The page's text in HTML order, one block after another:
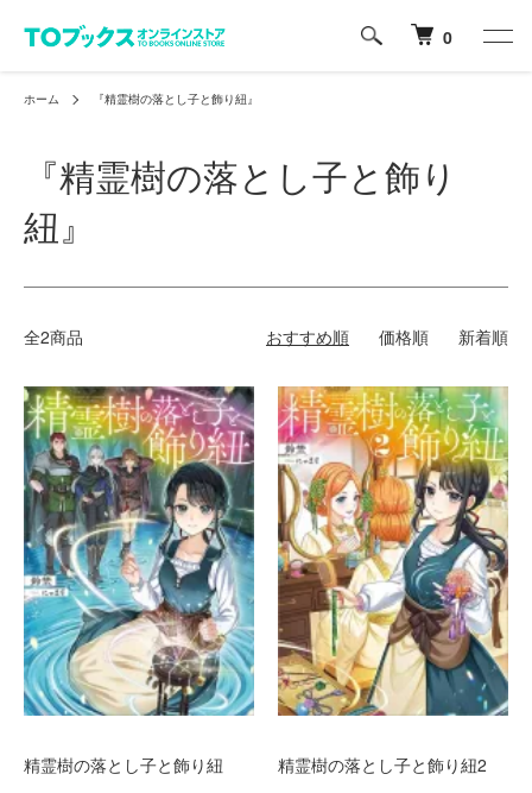
0
ホーム 『精霊樹の落とし子と飾り紐』
『精霊樹の落とし子と飾り
紐』
全2商品 おすすめ順 価格順 新着順
精霊樹の落とし子と飾り紐
精霊樹の落とし子と飾り紐2